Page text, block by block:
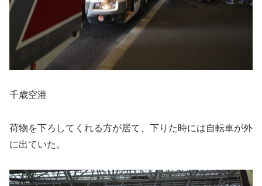
千歳空港
荷物を下ろしてくれる方が居て、下りた時には自転車が外
に出ていた。